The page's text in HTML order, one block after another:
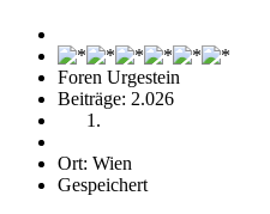
Foren Urgestein
Beiträge: 2.026
Ort: Wien
Gespeichert